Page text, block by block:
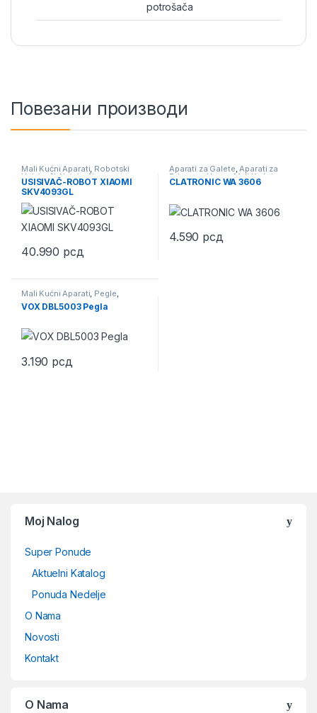
potrošača
Повезани производи
Mali Kućni Aparati, Robotski
Usisivači ,Usisivači
USISIVAČ-ROBOT XIAOMI
SKV4093GL
40.990 рсд
Aparati za Galete,Aparati za
Pripremu Hrane,Mali Kućni
Aparati
CLATRONIC WA 3606
4.590 рсд
Mali Kućni Aparati, Pegle,
Standardne Pegle
VOX DBL5003 Pegla
3.190 рсд
Moj Nalog
Super Ponude
Aktuelni Katalog
Ponuda Nedelje
O Nama
Novosti
Kontakt
O Nama